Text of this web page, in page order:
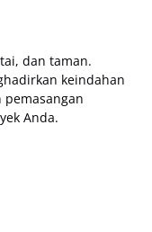
dan taman.
keindahan
Anda.